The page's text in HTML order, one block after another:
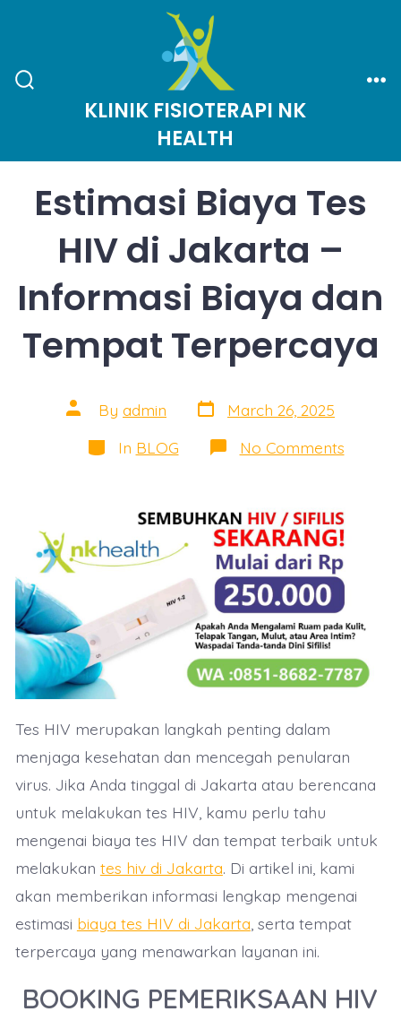
content
KLINIK FISIOTERAPI NK
HEALTH
Estimasi Biaya Tes
HIV di Jakarta –
Informasi Biaya dan
Tempat Terpercaya
Post
author
By admin Post
date
March 26, 2025
Categories
In BLOG No Commentson
Estimasi
HIV
di
Jakarta
–
Biaya
Tempat
Tes HIV merupakan langkah penting dalam
menjaga kesehatan dan mencegah penularan
virus. Jika Anda tinggal di Jakarta atau berencana
untuk melakukan tes HIV, kamu perlu tahu
mengenai biaya tes HIV dan tempat terbaik untuk
melakukan tes hiv di Jakarta. Di artikel ini, kami
akan memberikan informasi lengkap mengenai
estimasi biaya tes HIV di Jakarta, serta tempat
terpercaya yang menawarkan layanan ini.
BOOKING PEMERIKSAAN HIV